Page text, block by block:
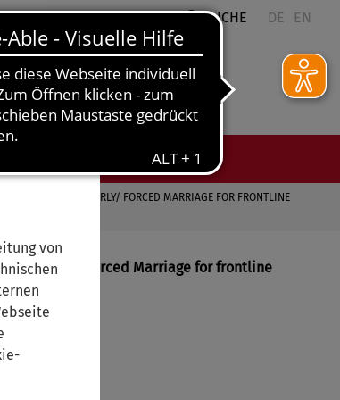
von
QUICKLINKS SUCHE DE EN
PATHWAYS ON EARLY/ FORCED MARRIAGE FOR FRONTLINE
on Early/ Forced Marriage for frontline